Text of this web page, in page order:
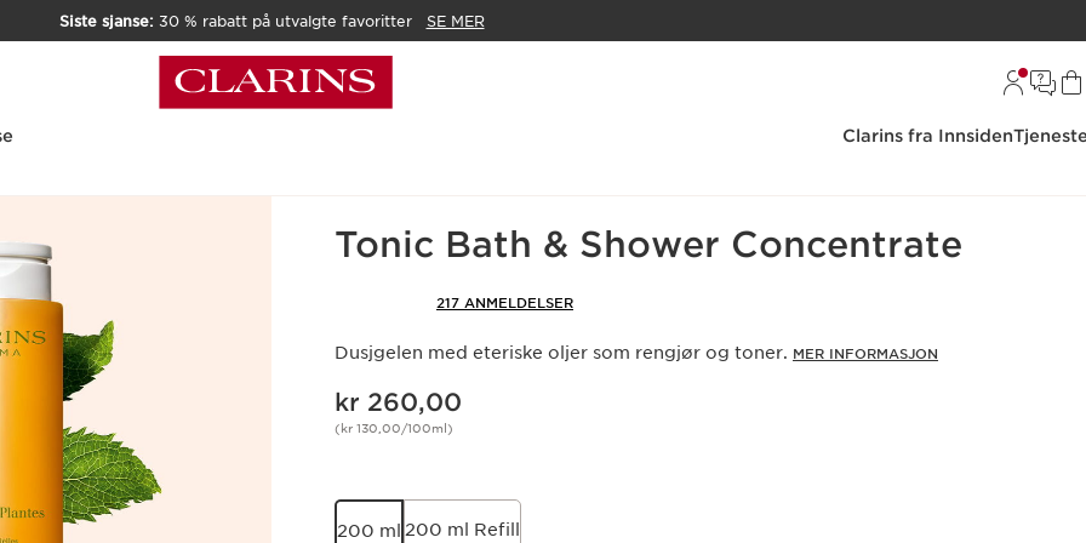
Siste sjanse: 30 % rabatt på utvalgte favoritter SE MER
Clarins fra Innsiden
Tonic Bath & Shower Concentrate
217 ANMELDELSER
Dusjgelen med eteriske oljer som rengjør og toner. MER INFORMASJON
Nåværende pris kr 260,00
kr 260,00
(kr 130,00/100ml)
200 ml 200 ml Refill